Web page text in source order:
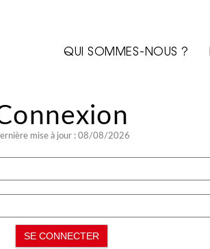
QUI SOMMES-NOUS ?
mise à jour : 08/08/2026